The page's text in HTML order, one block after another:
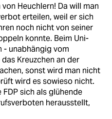
Heuchlern! Da will man
erteilen, weil er sich
noch nicht von seiner
konnte. Beim Uni-
- unabhängig vom
Kreuzchen an der
sonst wird man nicht
wird es sowieso nicht.
FDP sich als glühende
herausstellt,